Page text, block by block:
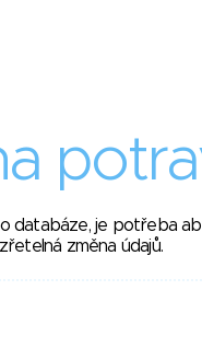
databáze, je potřeba
zřetelná změna údajů.